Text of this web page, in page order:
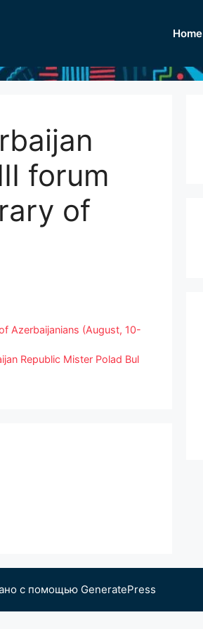
Home
forum
of
Azerbaijanians (August, 10-
Republic Mister Polad Bul
с помощью GeneratePress